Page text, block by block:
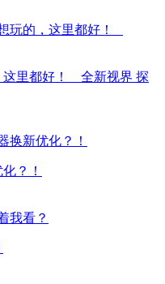
里都好！ _ 全新视界 探
？！